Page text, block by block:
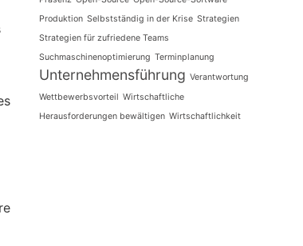
Produktion Selbstständig in der Krise Strategien
Strategien für zufriedene Teams
Suchmaschinenoptimierung Terminplanung
Unternehmensführung Verantwortung
Wettbewerbsvorteil Wirtschaftliche
Herausforderungen bewältigen Wirtschaftlichkeit